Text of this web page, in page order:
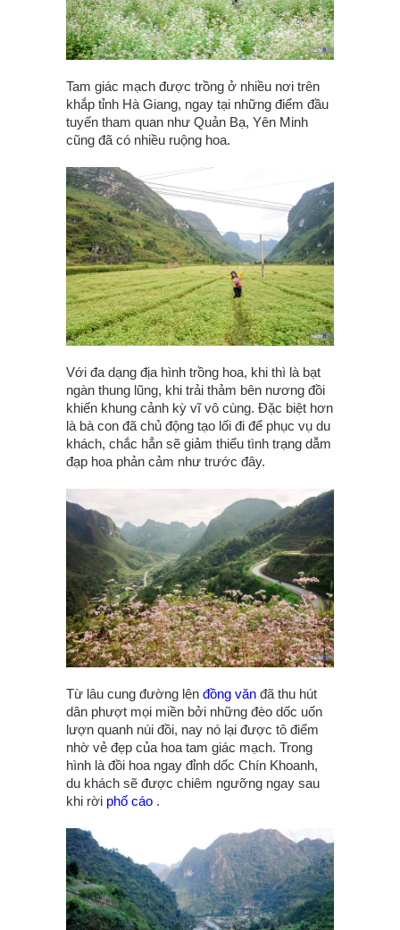
Tam giác mạch được trồng ở nhiều nơi trên
khắp tỉnh Hà Giang, ngay tại những điểm đầu
tuyến tham quan như Quản Bạ, Yên Minh
cũng đã có nhiều ruộng hoa.
Với đa dạng địa hình trồng hoa, khi thì là bạt
ngàn thung lũng, khi trải thảm bên nương đồi
khiến khung cảnh kỳ vĩ vô cùng. Đặc biệt hơn
là bà con đã chủ động tạo lối đi để phục vụ du
khách, chắc hẳn sẽ giảm thiểu tình trạng dẫm
đạp hoa phản cảm như trước đây.
Từ lâu cung đường lên đồng văn đã thu hút
dân phượt mọi miền bởi những đèo dốc uốn
lượn quanh núi đồi, nay nó lại được tô điểm
nhờ vẻ đẹp của hoa tam giác mạch. Trong
hình là đồi hoa ngay đỉnh dốc Chín Khoanh,
du khách sẽ được chiêm ngưỡng ngay sau
khi rời phố cáo .